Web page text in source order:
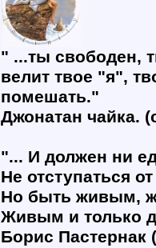
" ...ты свободен,
велит твое "я",
помешать."
Джонатан чайка.
"... И должен ни
Не отступаться
Но быть живым,
Живым и только
Борис Пастернак